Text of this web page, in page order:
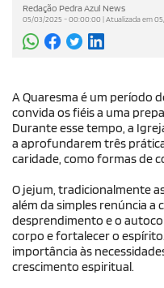
Redação Pedra Azul News
05/03/2025 - 00:00:00 | Atualizada em
A Quaresma é um período
convida os fiéis a uma
Durante esse tempo, a
a aprofundarem três
caridade, como formas de
O jejum, tradicionalmente
além da simples renúncia a
desprendimento e o
corpo e fortalecer o
importância às
crescimento espiritual.